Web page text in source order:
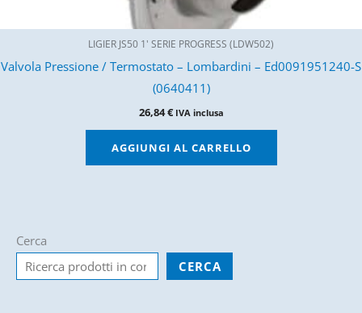
LIGIER JS50 1' SERIE PROGRESS (LDW502)
Valvola Pressione / Termostato – Lombardini – Ed0091951240-S
(0640411)
26,84€ IVA inclusa
AGGIUNGI AL CARRELLO
Cerca
CERCA